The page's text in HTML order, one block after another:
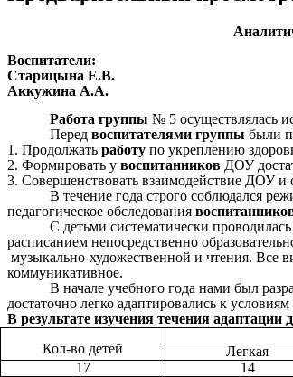
Воспитатели:
Старицына Е.В.
Аккужина А.А.
Работа группы № 5 осуществлялась
Передвоспитателями группы были
1. Продолжать работу по укреплению
2. Формировать у воспитанников ДОУ
3. Совершенствовать взаимодействие ДОУ
В течение года строго соблюдался
педагогическое обследования
С детьми систематически
расписанием непосредственно
музыкально-художественной и чтения. Все
коммуникативное.
В начале учебного года нами был
достаточно легко адаптировались к условиям
В результате изучения течения
Кол-во детей
Степени
Легкая
17
14